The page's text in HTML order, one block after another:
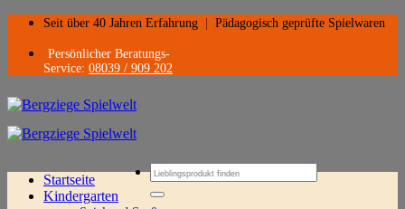
Zum
springen
Seit über 40 Jahren Erfahrung Pädagogisch geprüfte Spielwaren
Persönlicher Beratungs-
Service: 08039 / 909 202
Suchen
nach:
Startseite
Kindergarten